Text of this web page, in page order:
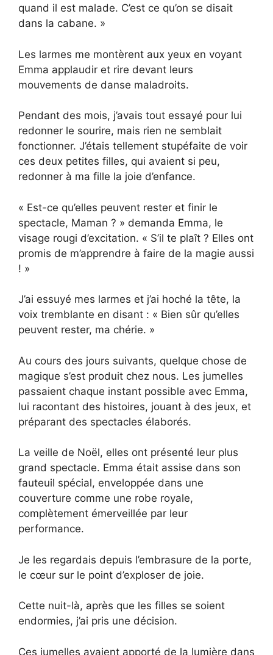
quand il est malade. C’est ce qu’on se disait
dans la cabane. »
Les larmes me montèrent aux yeux en voyant
Emma applaudir et rire devant leurs
mouvements de danse maladroits.
Pendant des mois, j’avais tout essayé pour lui
redonner le sourire, mais rien ne semblait
fonctionner. J’étais tellement stupéfaite de voir
ces deux petites filles, qui avaient si peu,
redonner à ma fille la joie d’enfance.
« Est-ce qu’elles peuvent rester et finir le
spectacle, Maman ? » demanda Emma, le
visage rougi d’excitation. « S’il te plaît ? Elles ont
promis de m’apprendre à faire de la magie aussi
! »
J’ai essuyé mes larmes et j’ai hoché la tête, la
voix tremblante en disant : « Bien sûr qu’elles
peuvent rester, ma chérie. »
Au cours des jours suivants, quelque chose de
magique s’est produit chez nous. Les jumelles
passaient chaque instant possible avec Emma,
lui racontant des histoires, jouant à des jeux, et
préparant des spectacles élaborés.
La veille de Noël, elles ont présenté leur plus
grand spectacle. Emma était assise dans son
fauteuil spécial, enveloppée dans une
couverture comme une robe royale,
complètement émerveillée par leur
performance.
Je les regardais depuis l’embrasure de la porte,
le cœur sur le point d’exploser de joie.
Cette nuit-là, après que les filles se soient
endormies, j’ai pris une décision.
Ces jumelles avaient apporté de la lumière dans